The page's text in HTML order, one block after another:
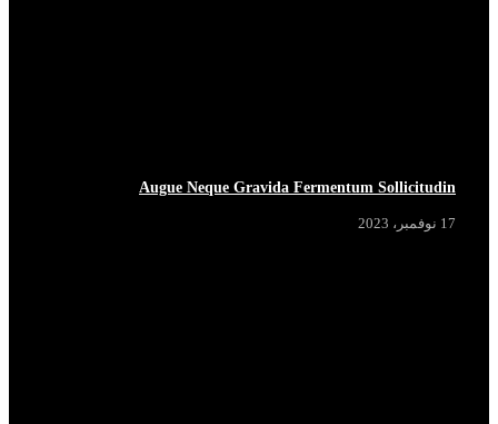
Augue Neque Gravida Fermentum Sollicitudin
17 نوفمبر، 2023